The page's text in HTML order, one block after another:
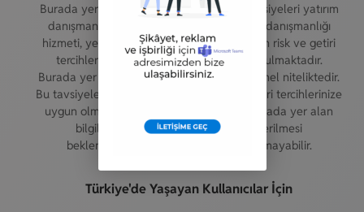
Burada yer alan yatırım bilgi, yorum ve tavsiyeleri yatırım
danışmanlığı kapsamında değildir. Yatırım danışmanlığı
hizmeti, yetkili kuruluşlar tarafından kişilerin risk ve getiri
tercihleri dikkate alınarak kişiye özel sunulmaktadır.
Burada yer alan yorum ve tavsiyeler ise genel niteliktedir.
Bu tavsiyeler mali durumunuz ile risk ve getiri tercihlerinize
uygun olmayabilir. Bu nedenle, sadece burada yer alan
bilgilere dayanılarak yatırım kararı verilmesi
beklentilerinize uygun sonuçlar doğurmayabilir.
Türkiye'de Yaşayan Kullanıcılar İçin